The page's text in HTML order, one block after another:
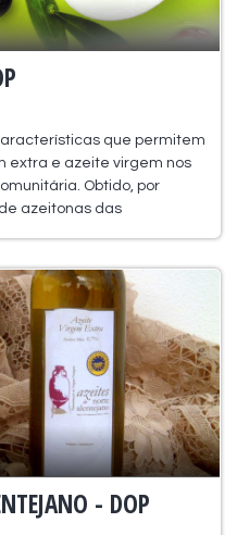
que permitem
extra e azeite virgem nos
Obtido, por
azeitonas das
- DOP